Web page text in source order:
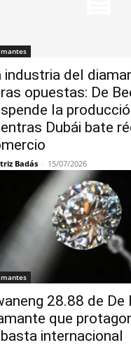
industria del
opuestas: De
la
Dubái bate
Badás - 15/07/2026
28.88 de De
que
internacional